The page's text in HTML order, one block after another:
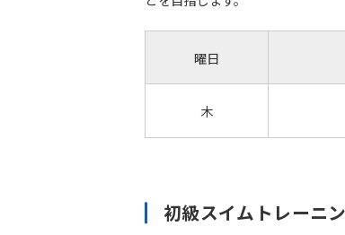
曜日
木
初級スイムトレーニ